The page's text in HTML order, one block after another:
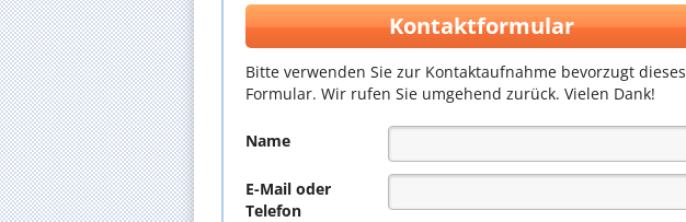
Kontaktformular
Bitte verwenden Sie zur Kontaktaufnahme bevorzugt dieses
Formular. Wir rufen Sie umgehend zurück. Vielen Dank!
Name
E-Mail oder
Telefon